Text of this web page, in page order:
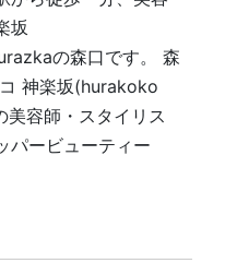
坂
の森口です。 森
神楽坂(hurakoko
容師・スタイリス
パービューティー